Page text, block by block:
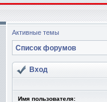
Активные темы
Список форумов
Вход
Имя пользователя: